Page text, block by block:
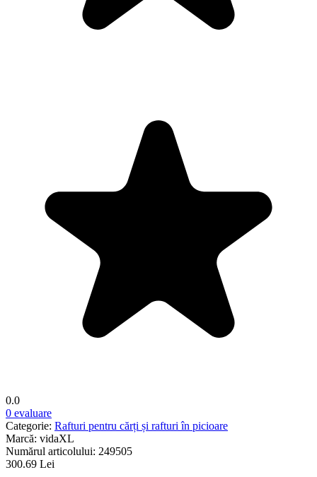
0.0
0 evaluare
Categorie: Rafturi pentru cărți și rafturi în picioare
Marcă: vidaXL
Numărul articolului: 249505
300.69 Lei